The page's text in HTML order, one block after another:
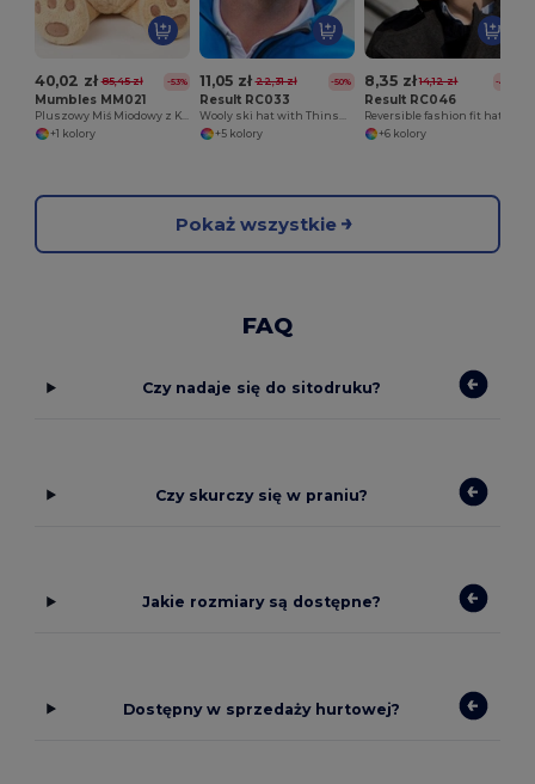
40,02 zł 85,45 zł -53%
Mumbles MM021
Pluszowy Miś Miodowy z Kremową Koszulką
+1 kolory
11,05 zł 22,31 zł -50%
Result RC033
Wooly ski hat with Thinsulate™ insulation
+5 kolory
8,35 zł 14,12 zł -41%
Result RC046
Reversible fashion fit hat
+6 kolory
Pokaż wszystkie
FAQ
Czy nadaje się do sitodruku?
Czy skurczy się w praniu?
Jakie rozmiary są dostępne?
Dostępny w sprzedaży hurtowej?